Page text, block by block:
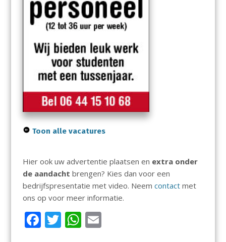
Toon alle vacatures
Hier ook uw advertentie plaatsen en extra onder
de aandacht brengen? Kies dan voor een
bedrijfspresentatie met video. Neem contactmet
ons op voor meer informatie.
F T W E